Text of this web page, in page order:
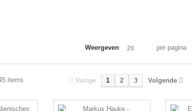
Weergeven 20 per pagina
Vorige 1 2 3 Volgende
items